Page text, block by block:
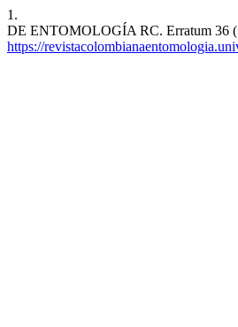
1.
DE ENTOMOLOGÍA RC. Erratum 36
https://